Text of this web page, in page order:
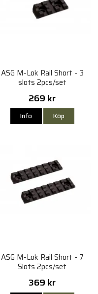
ASG M-Lok Rail Short - 3
slots 2pcs/set
269 kr
Info Köp
ASG M-Lok Rail Short - 7
Slots 2pcs/set
369 kr